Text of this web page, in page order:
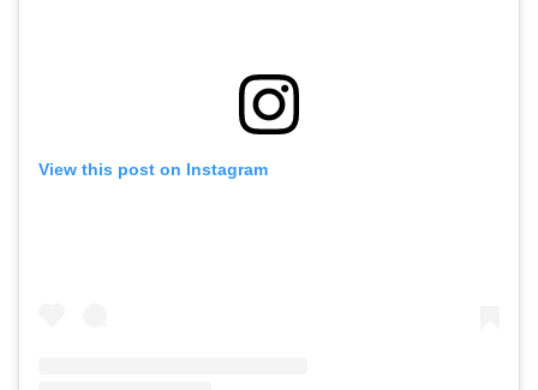
View this post on Instagram